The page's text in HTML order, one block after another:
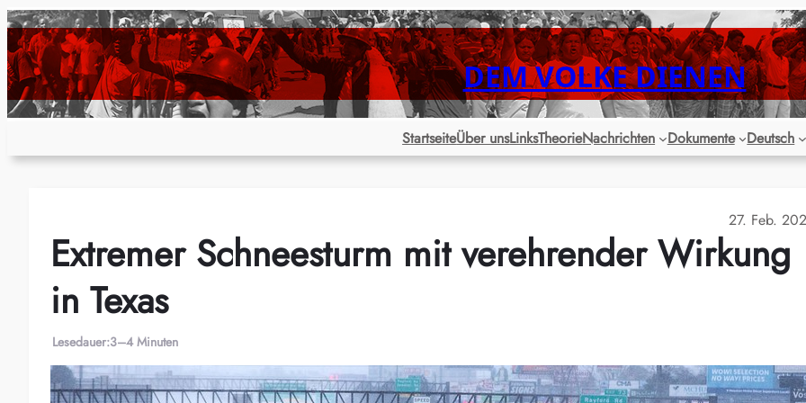
Zum
Inhalt
springen
DEM VOLKE DIENEN
StartseiteÜber unsLinksTheorieNachrichten Dokumente Deutsch
27. Feb.
Extremer Schneesturm mit verehrender Wirkung
in Texas
Lesedauer:3–4 Minuten